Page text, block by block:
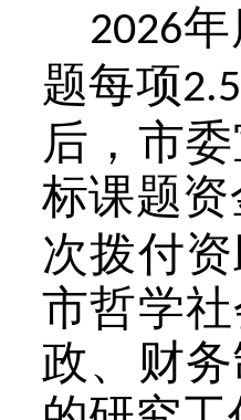
2026
题每项2.5
后，市
标课题
次拨付
市哲学
政、财